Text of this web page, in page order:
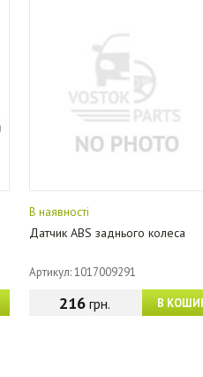
В наявності
Датчик ABS заднього колеса
Артикул: 1017009291
В
216грн.